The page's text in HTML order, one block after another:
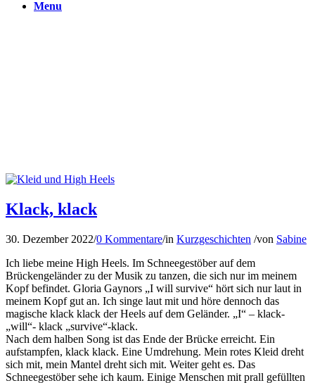
Menu
Klack, klack
30. Dezember 2022/0 Kommentare/in Kurzgeschichten /von Sabine
Ich liebe meine High Heels. Im Schneegestöber auf dem
Brückengeländer zu der Musik zu tanzen, die sich nur im meinem
Kopf befindet. Gloria Gaynors „I will survive“ hört sich nur laut in
meinem Kopf gut an. Ich singe laut mit und höre dennoch das
magische klack klack der Heels auf dem Geländer. „I“ – klack-
„will“- klack „survive“-klack.
Nach dem halben Song ist das Ende der Brücke erreicht. Ein
aufstampfen, klack klack. Eine Umdrehung. Mein rotes Kleid dreht
sich mit, mein Mantel dreht sich mit. Weiter geht es. Das
Schneegestöber sehe ich kaum. Einige Menschen mit prall gefüllten